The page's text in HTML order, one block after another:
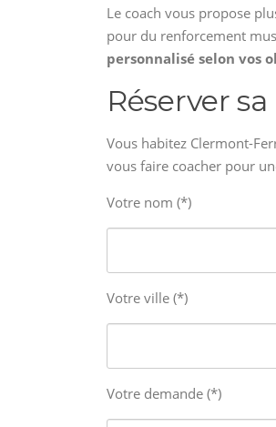
Le coach vous propose
pour du renforcement
personnalisé selon vos
Réserver
Vous habitez Clermont-
vous faire coacher pour
Votre nom (*)
Votre ville (*)
Votre demande (*)